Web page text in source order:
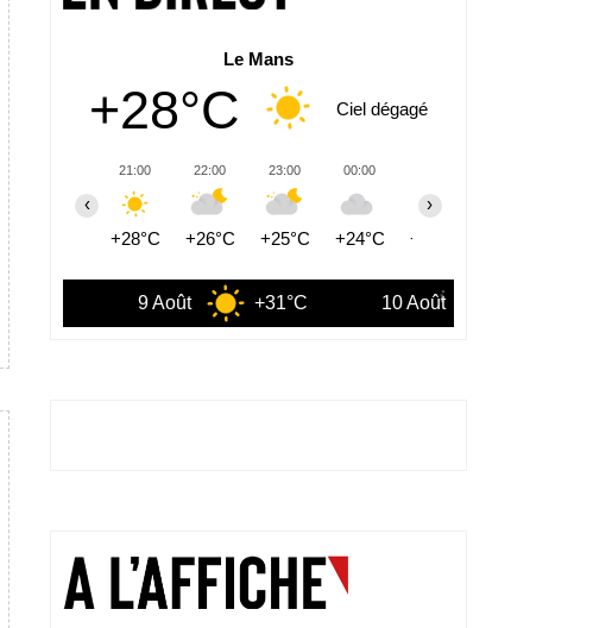
Le Mans
+28°C Ciel dégagé
21:00
+28°C
22:00
+26°C
23:00
+25°C
00:00
+24°C +24°C
‹ ›
9 Août +31°C 10 Août +28°C